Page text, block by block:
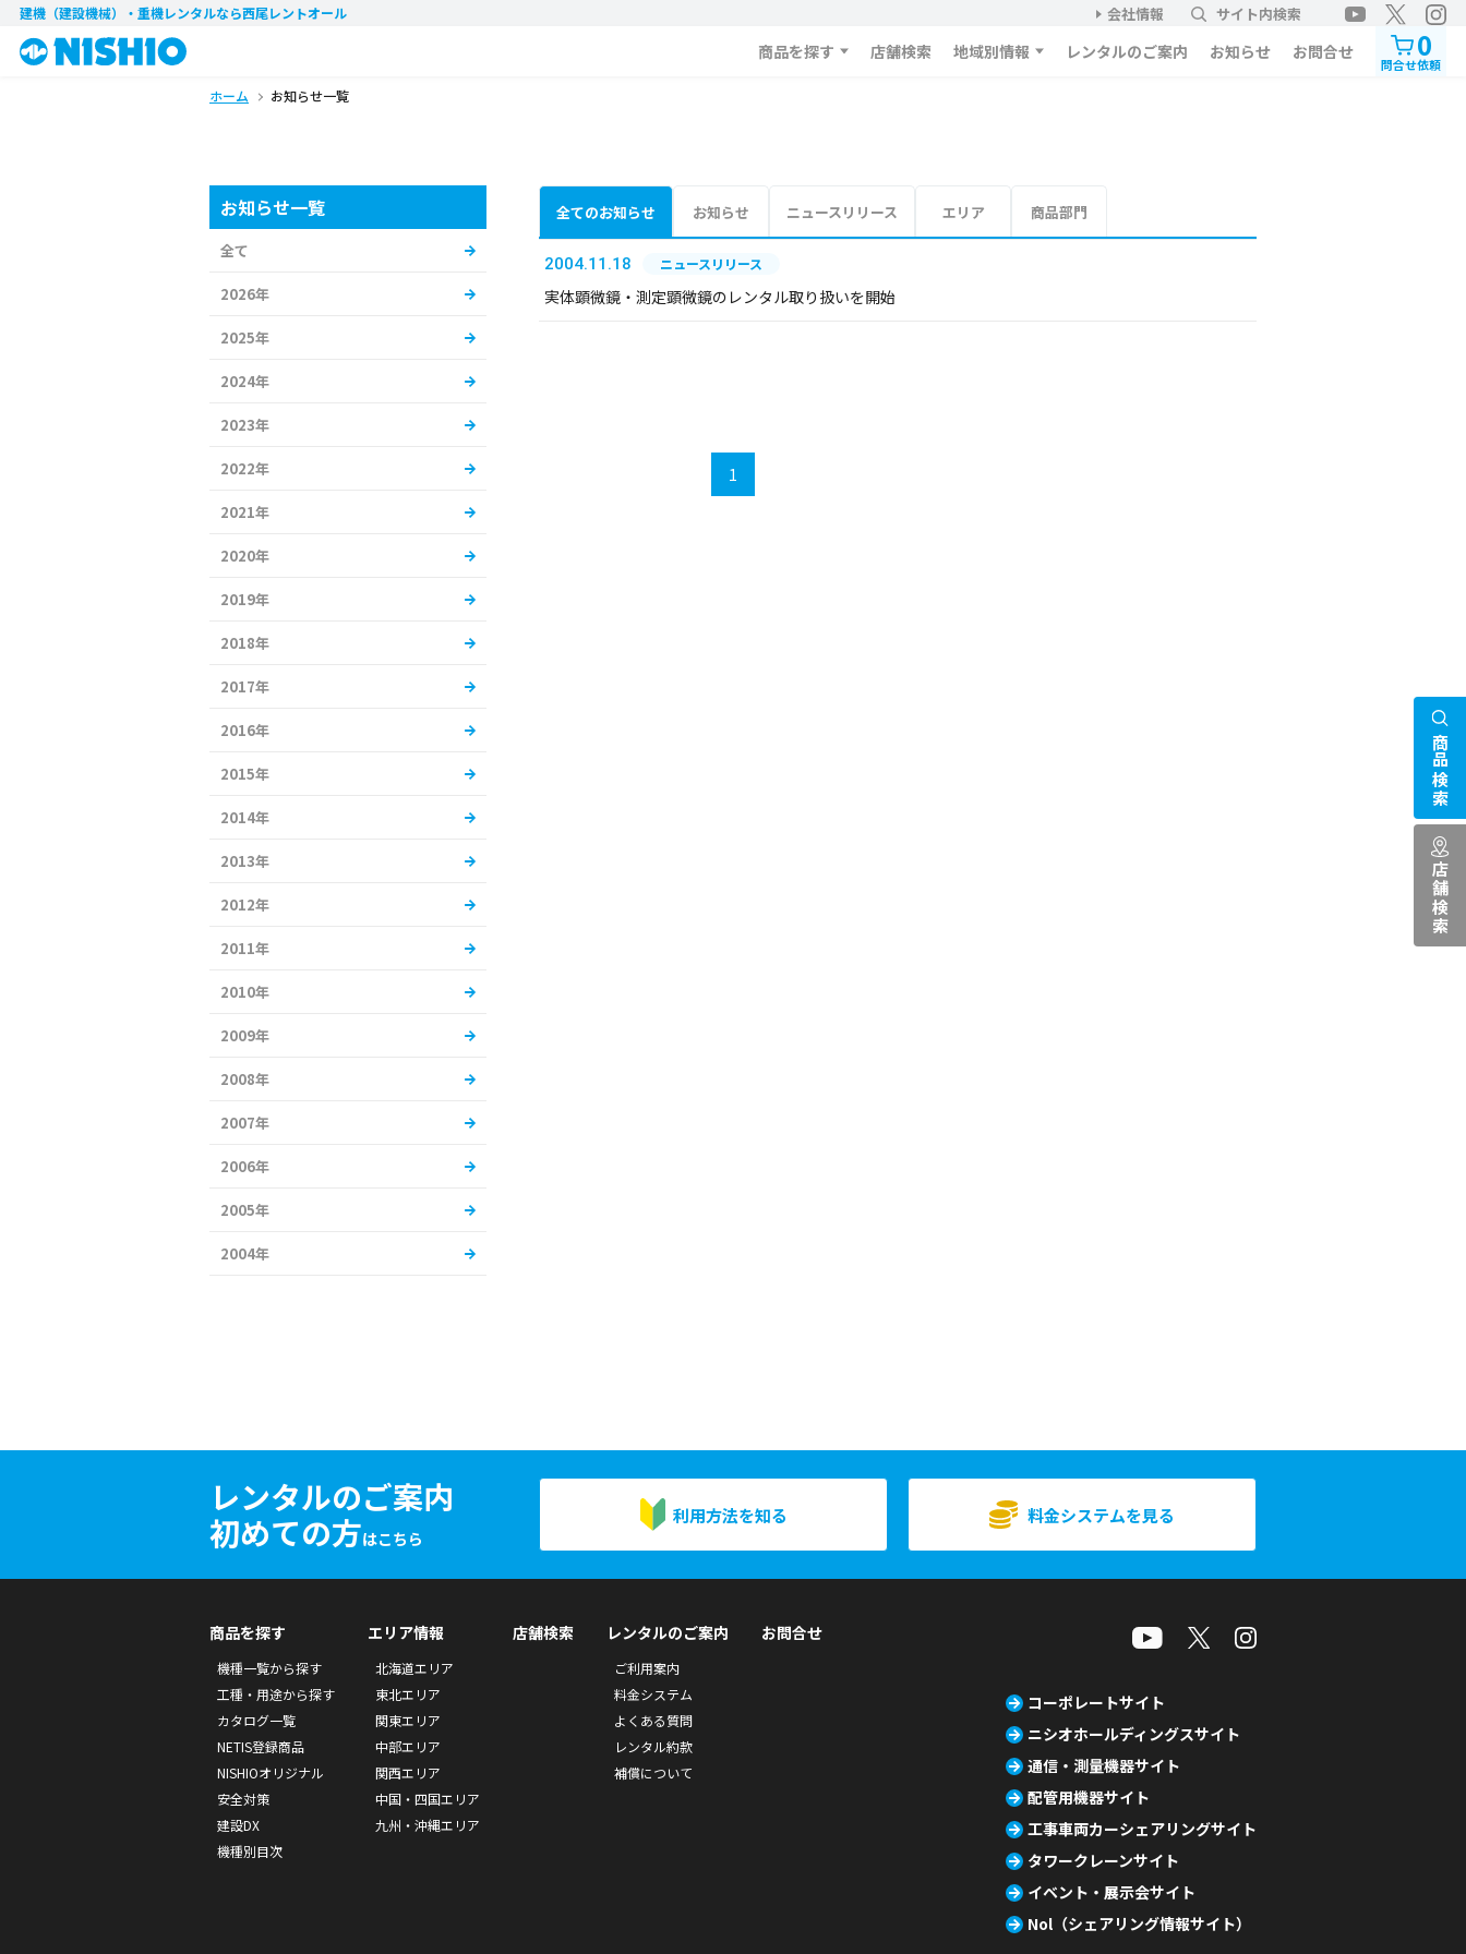
建機（建設機械）・重機レンタルなら西尾レントオール 会社情報 サイト内検索
商品を探す 店舗検索 地域別情報 レンタルのご案内 お知らせ お問合せ 0
問合せ依頼
ホーム お知らせ一覧
全てのお知らせ お知らせ ニュースリリース エリア 商品部門
2004.11.18 ニュースリリース
実体顕微鏡・測定顕微鏡のレンタル取り扱いを開始
1
お知らせ一覧
全て
2026年
2025年
2024年
2023年
2022年
2021年
2020年
2019年
2018年
2017年
2016年
2015年
2014年
2013年
2012年
2011年
2010年
2009年
2008年
2007年
2006年
2005年
2004年
レンタルのご案内
初めての方はこちら
利用方法を知る 料金システムを見る
商品検索
店舗検索
商品を探す
機種一覧から探す
工種・用途から探す
カタログ一覧
NETIS登録商品
NISHIOオリジナル
安全対策
建設DX
機種別目次
エリア情報
北海道エリア
東北エリア
関東エリア
中部エリア
関西エリア
中国・四国エリア
九州・沖縄エリア
店舗検索 レンタルのご案内
ご利用案内
料金システム
よくある質問
レンタル約款
補償について
お問合せ
コーポレートサイト
ニシオホールディングスサイト
通信・測量機器サイト
配管用機器サイト
工事車両カーシェアリングサイト
タワークレーンサイト
イベント・展示会サイト
Nol（シェアリング情報サイト）